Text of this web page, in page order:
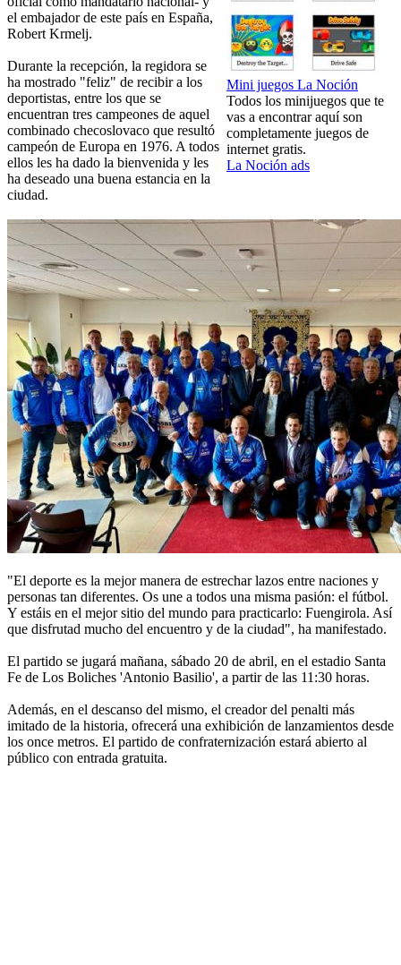
Mini juegos La Noción
Todos los minijuegos que te
vas a encontrar aquí son
completamente juegos de
internet gratis.
La Noción ads
el embajador de este país en España,
Robert Krmelj.
Durante la recepción, la regidora se
ha mostrado "feliz" de recibir a los
deportistas, entre los que se
encuentran tres campeones de aquel
combinado checoslovaco que resultó
campeón de Europa en 1976. A todos
ellos les ha dado la bienvenida y les
ha deseado una buena estancia en la
ciudad.
"El deporte es la mejor manera de estrechar lazos entre naciones y
personas tan diferentes. Os une a todos una misma pasión: el fútbol.
Y estáis en el mejor sitio del mundo para practicarlo: Fuengirola. Así
que disfrutad mucho del encuentro y de la ciudad", ha manifestado.
El partido se jugará mañana, sábado 20 de abril, en el estadio Santa
Fe de Los Boliches 'Antonio Basilio', a partir de las 11:30 horas.
Además, en el descanso del mismo, el creador del penalti más
imitado de la historia, ofrecerá una exhibición de lanzamientos desde
los once metros. El partido de confraternización estará abierto al
público con entrada gratuita.